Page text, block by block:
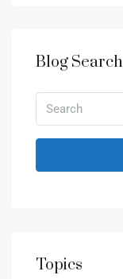
Blog Search
Topics